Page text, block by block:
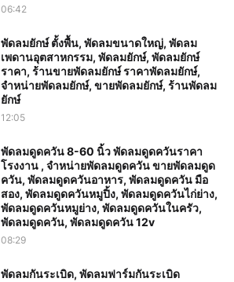
06:42
พัดลมยักษ์ ตั้งพื้น, พัดลมขนาดใหญ่, พัดลม
เพดานอุตสาหกรรม, พัดลมยักษ์, พัดลมยักษ์
ราคา, ร้านขายพัดลมยักษ์ ราคาพัดลมยักษ์,
จำหน่ายพัดลมยักษ์, ขายพัดลมยักษ์, ร้านพัดลม
ยักษ์
12:05
พัดลมดูดควัน 8-60 นิ้ว พัดลมดูดควันราคา
โรงงาน , จำหน่ายพัดลมดูดควัน ขายพัดลมดูด
ควัน, พัดลมดูดควันอาหาร, พัดลมดูดควัน มือ
สอง, พัดลมดูดควันหมูปิ้ง, พัดลมดูดควันไก่ย่าง,
พัดลมดูดควันหมูย่าง, พัดลมดูดควันในครัว,
พัดลมดูดควัน, พัดลมดูดควัน 12v
08:29
พัดลมกันระเบิด, พัดลมฟาร์มกันระเบิด